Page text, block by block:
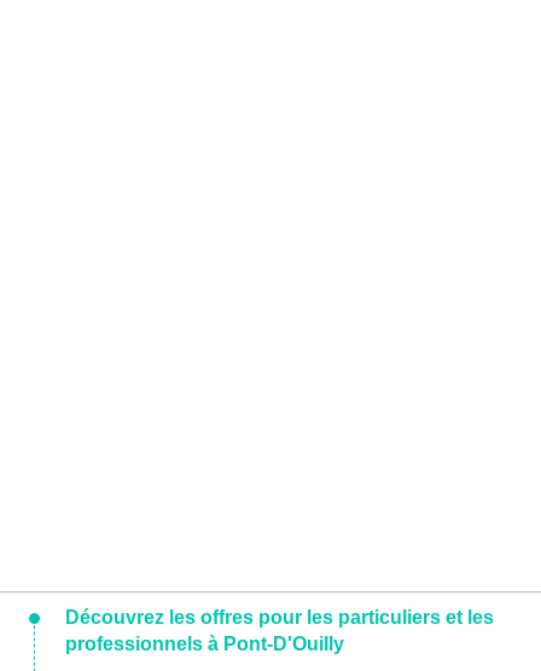
Découvrez les offres pour les particuliers et les
professionnels à Pont-D'Ouilly